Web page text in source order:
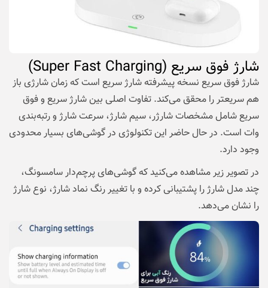
شارژ فوق سریع (Super Fast Charging)
شارژ فوق سریع نسخه پیشرفته شارژ سریع است که زمان شارژی باز
هم سریعتر را محقق می‌کند. تفاوت اصلی بین شارژ سریع و فوق
سریع شامل مشخصات شارژر، سیم شارژ، سرعت شارژ و رتبه‌بندی
وات است. در حال حاضر این تکنولوژی در گوشی‌های بسیار محدودی
وجود دارد.
در تصویر زیر مشاهده می‌کنید که گوشی‌های پرچم‌دار سامسونگ،
چند مدل شارژ را پشتیبانی کرده و با تغییر رنگ نماد شارژ، نوع شارژ
را نشان می‌دهد.